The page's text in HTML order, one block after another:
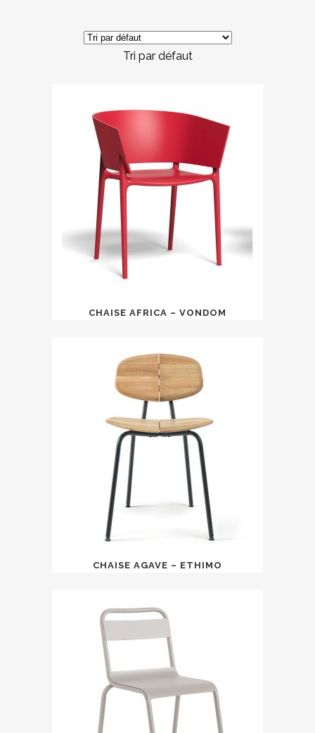
Tri par défaut
CHAISE AFRICA – VONDOM
CHAISE AGAVE – ETHIMO